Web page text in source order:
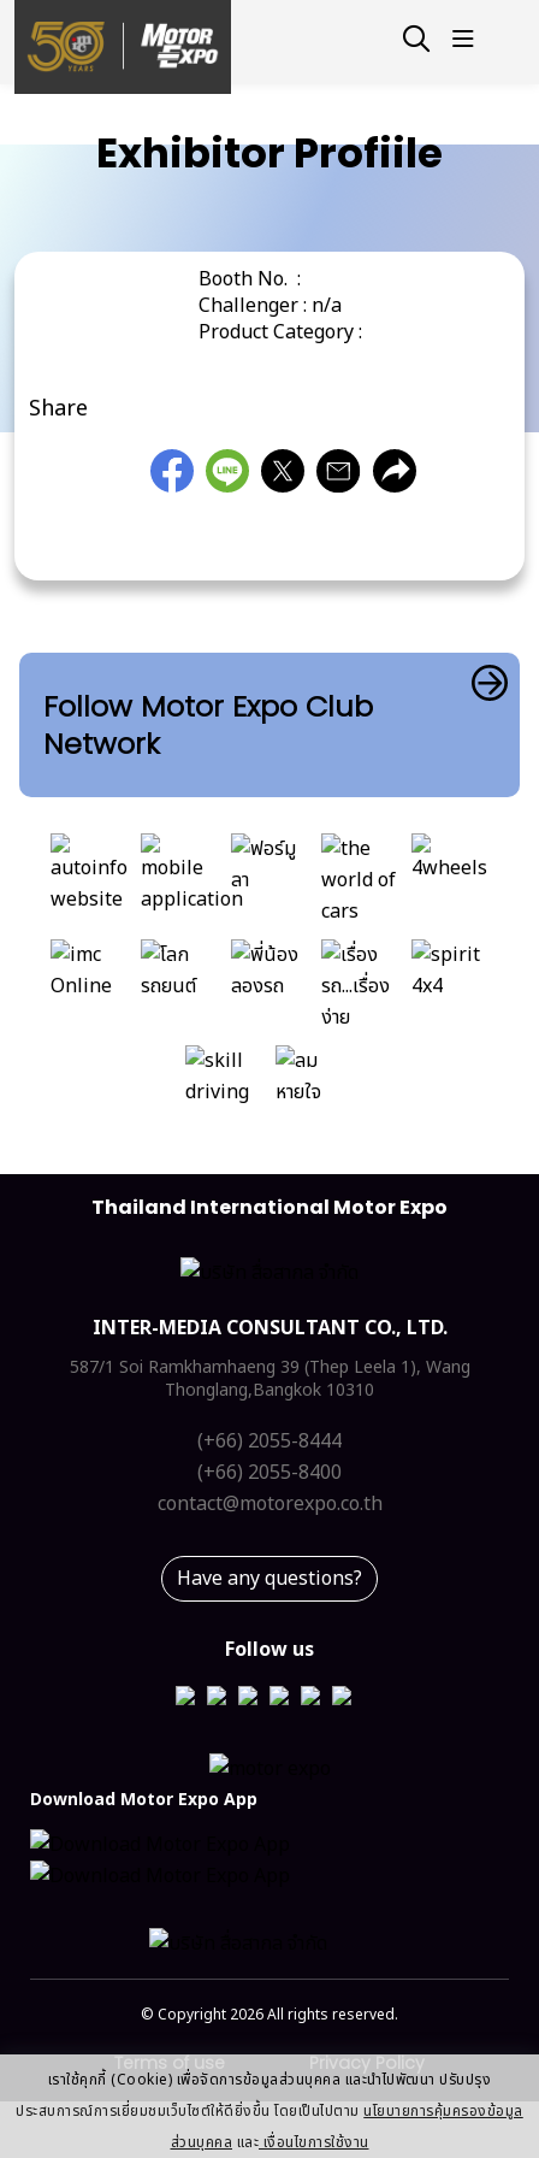
Exhibitor Profiile
Booth No. :
Challenger : n/a
Product Category :
Share
เราใช้คุกกี้ (Cookie) เพื่อจัดการข้อมูลส่วนบุคคล และนำไปพัฒนา ปรับปรุง
ประสบการณ์การเยี่ยมชมเว็บไซต์ให้ดียิ่งขึ้น โดยเป็นไปตามนโยบายการคุ้มครองข้อมูล
ส่วนบุคคล และ เงื่อนไขการใช้งาน
Follow Motor Expo Club
Network
Thailand International Motor Expo
INTER-MEDIA CONSULTANT CO., LTD.
587/1 Soi Ramkhamhaeng 39 (Thep Leela 1), Wang
Thonglang,Bangkok 10310
(+66) 2055-8444
(+66) 2055-8400
contact@motorexpo.co.th
Have any questions?
Follow us
Download Motor Expo App
© Copyright 2026 All rights reserved.
Terms of use Privacy Policy